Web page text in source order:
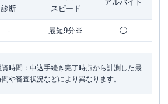
診断
スピード
アルバイト
- 最短9分※ ◯
時間：申込手続き完了時点から計測した最
や審査状況などにより異なります。